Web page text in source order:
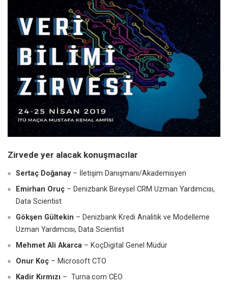
Zirvede yer alacak konuşmacılar
Sertaç Doğanay– İletişim Danışmanı/Akademisyen
Emirhan Oruç – Denizbank Bireysel CRM Uzman Yardımcısı,
Data Scientist
Gökşen Gültekin – Denizbank Kredi Analitik ve Modelleme
Uzman Yardımcısı, Data Scientist
Mehmet Ali Akarca – KoçDigital Genel Müdür
Onur Koç – Microsoft CTO
Kadir Kırmızı – Turna.com CEO